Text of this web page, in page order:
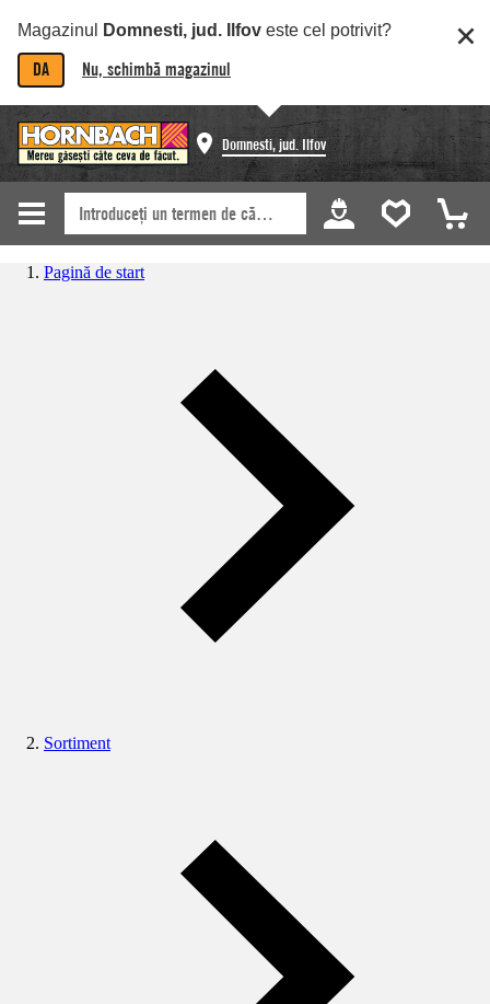
Magazinul Domnesti, jud. Ilfov este cel potrivit?
DA Nu, schimbă magazinul
Domnesti, jud. Ilfov
Pagină de start
Sortiment